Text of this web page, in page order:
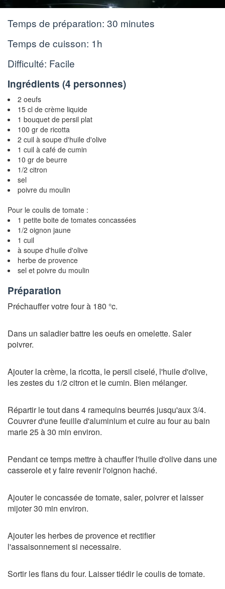
Temps de préparation: 30 minutes
Temps de cuisson: 1h
Difficulté: Facile
Ingrédients (4 personnes)
2 oeufs
15 cl de crème liquide
1 bouquet de persil plat
100 gr de ricotta
2 cuil à soupe d'huile d'olive
1 cuil à café de cumin
10 gr de beurre
1/2 citron
sel
poivre du moulin
Pour le coulis de tomate :
1 petite boite de tomates concassées
1/2 oignon jaune
1 cuil
à soupe d'huile d'olive
herbe de provence
sel et poivre du moulin
Préparation
Préchauffer votre four à 180 °c.
Dans un saladier battre les oeufs en omelette. Saler
poivrer.
Ajouter la crème, la ricotta, le persil ciselé, l'huile d'olive,
les zestes du 1/2 citron et le cumin. Bien mélanger.
Répartir le tout dans 4 ramequins beurrés jusqu'aux 3/4.
Couvrer d'une feuille d'aluminium et cuire au four au bain
marie 25 à 30 min environ.
Pendant ce temps mettre à chauffer l'huile d'olive dans une
casserole et y faire revenir l'oignon haché.
Ajouter le concassée de tomate, saler, poivrer et laisser
mijoter 30 min environ.
Ajouter les herbes de provence et rectifier
l'assaisonnement si necessaire.
Sortir les flans du four. Laisser tiédir le coulis de tomate.